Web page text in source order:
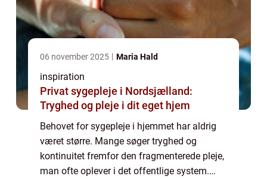
06 november 2025 Maria Hald
inspiration
Privat sygepleje i Nordsjælland:
Tryghed og pleje i dit eget hjem
Behovet for sygepleje i hjemmet har aldrig
været større. Mange søger tryghed og
kontinuitet fremfor den fragmenterede pleje,
man ofte oplever i det offentlige system.